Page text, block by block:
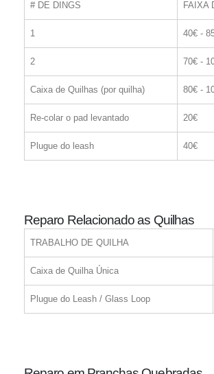
# DE DINGS FAIXA
1 40€ -
2 70€ -
Caixa de Quilhas (por quilha) 80€ -
Re-colar o pad levantado 20€
Plugue do leash 40€
Reparo Relacionado as Quilhas
TRABALHO DE QUILHA
Caixa de Quilha Única
Plugue do Leash / Glass Loop